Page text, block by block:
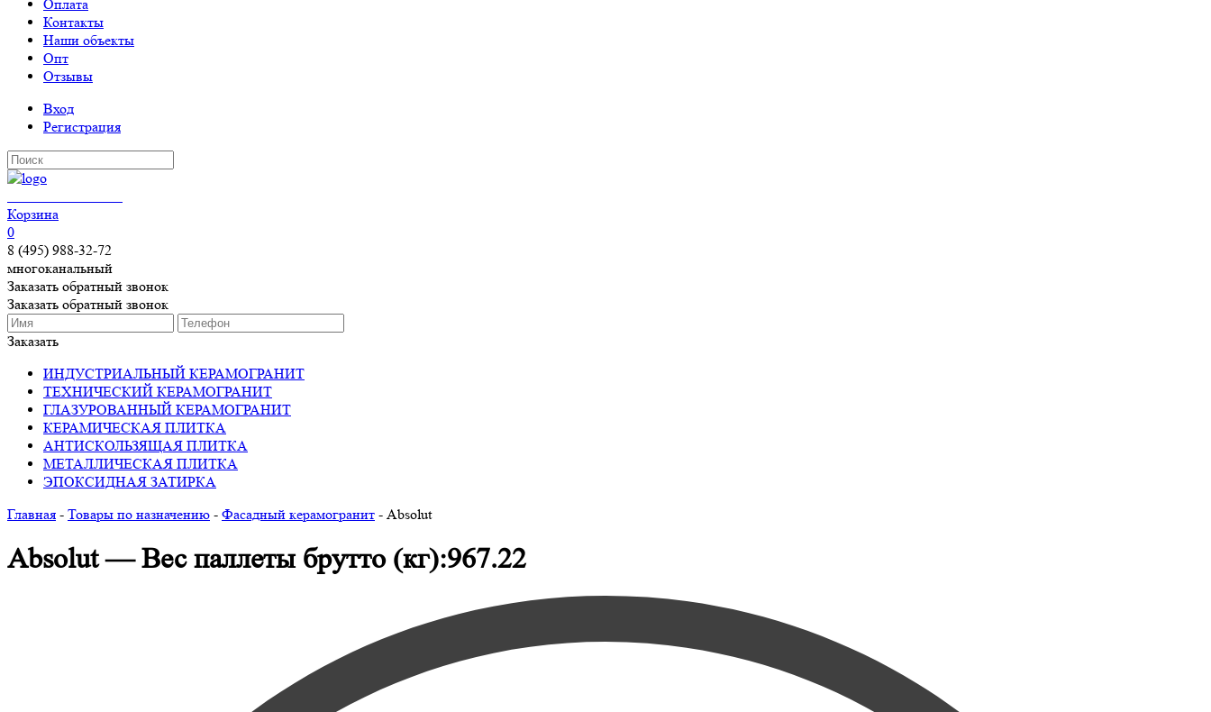
Оплата
Контакты
Наши объекты
Опт
Отзывы
Вход
Регистрация
Корзина
0
8 (495) 988-32-72
многоканальный
Заказать обратный звонок
Заказать обратный звонок
Заказать
ИНДУСТРИАЛЬНЫЙ КЕРАМОГРАНИТ
ТЕХНИЧЕСКИЙ КЕРАМОГРАНИТ
ГЛАЗУРОВАННЫЙ КЕРАМОГРАНИТ
КЕРАМИЧЕСКАЯ ПЛИТКА
АНТИСКОЛЬЗЯЩАЯ ПЛИТКА
МЕТАЛЛИЧЕСКАЯ ПЛИТКА
ЭПОКСИДНАЯ ЗАТИРКА
Главная - Товары по назначению - Фасадный керамогранит - Absolut
Absolut — Вес паллеты брутто (кг):967.22